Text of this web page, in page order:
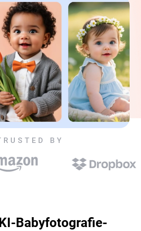
BY
Babyfotografie-